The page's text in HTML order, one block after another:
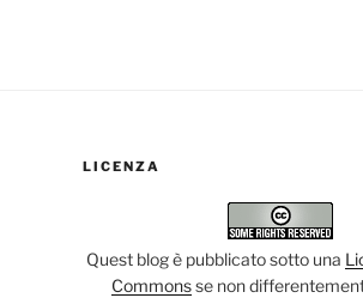
LICENZA
Quest blog è pubblicato sotto una
Commonsse non